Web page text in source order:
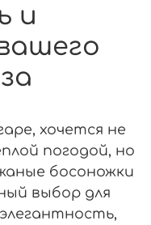
и
хочется не
погодой, но
босоножки
выбор для